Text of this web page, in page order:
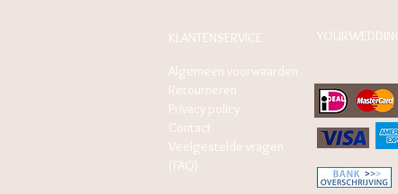
KLANTENSERVICE
Algemeen voorwaarden
Retourneren
Privacy policy
Contact
Veelgestelde vragen
(FAQ)